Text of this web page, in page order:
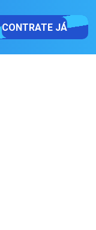
CONTRATE JÁ